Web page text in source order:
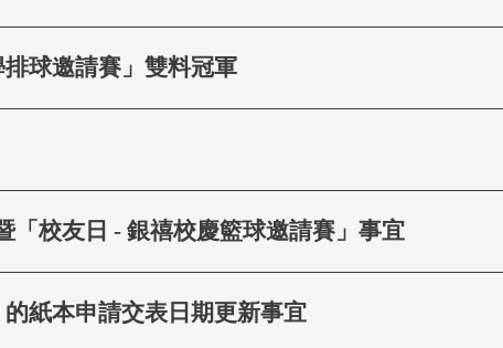
球邀請賽」雙料冠軍
「校友日 - 銀禧校慶籃球邀請賽」事宜
紙本申請交表日期更新事宜